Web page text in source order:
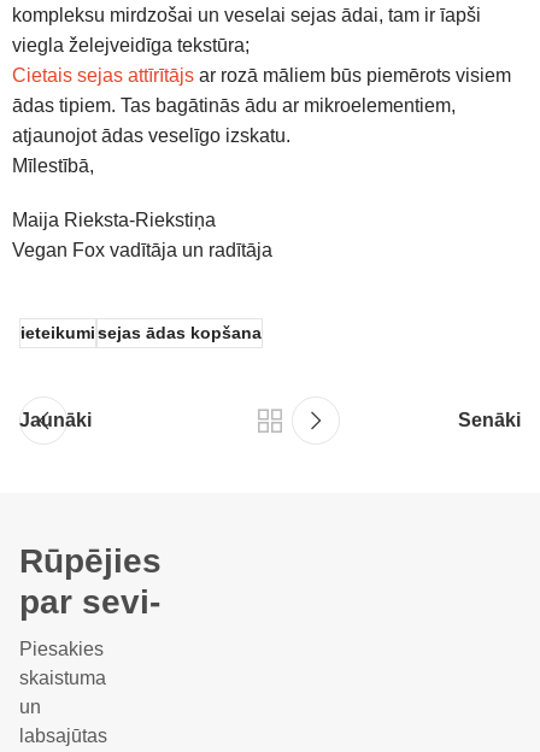
kompleksu mirdzošai un veselai sejas ādai, tam ir īapši
viegla želejveidīga tekstūra;
Cietais sejas attīrītājs ar rozā māliem būs piemērots visiem
ādas tipiem. Tas bagātinās ādu ar mikroelementiem,
atjaunojot ādas veselīgo izskatu.
Mīlestībā,
Maija Rieksta-Riekstiņa
Vegan Fox vadītāja un radītāja
ieteikumisejas ādas kopšana
Jaunāki Senāki
Rūpējies
par sevi-
Piesakies
skaistuma
un
labsajūtas